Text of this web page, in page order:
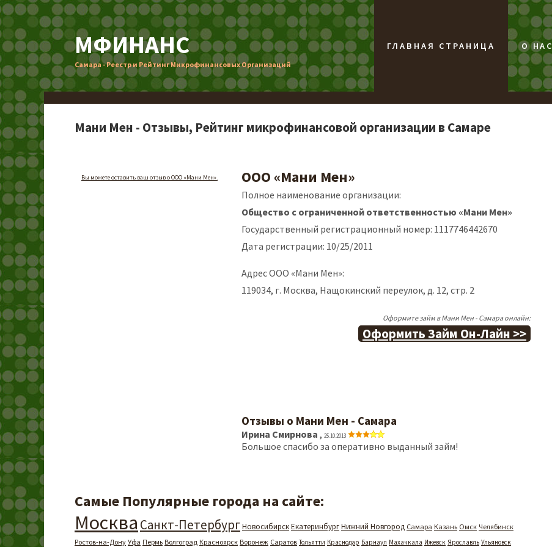
МФИНАНС
Самара - Реестр и Рейтинг Микрофинансовых Организаций
ГЛАВНАЯ СТРАНИЦА О НАС
Мани Мен - Отзывы, Рейтинг микрофинансовой организации в Самаре
Вы можете оставить ваш отзыв о ООО «Мани Мен». ООО «Мани Мен»
Полное наименование организации:
Общество с ограниченной ответственностью «Мани Мен»
Государственный регистрационный номер: 1117746442670
Дата регистрации: 10/25/2011
Адрес ООО «Мани Мен»:
119034, г. Москва, Нащокинский переулок, д. 12, стр. 2
Оформите займ в Мани Мен - Самара онлайн:
Оформить Займ Он-Лайн >>
Отзывы о Мани Мен - Самара
Ирина Смирнова , 25.10.2013
Большое спасибо за оперативно выданный займ!
Самые Популярные города на сайте:
Москва Санкт-ПетербургНовосибирскЕкатеринбургНижний Новгород Самара Казань Омск Челябинск
Ростов-на-Дону Уфа Пермь Волгоград Красноярск Воронеж Саратов Тольятти Краснодар Барнаул Махачкала Ижевск Ярославль Ульяновск